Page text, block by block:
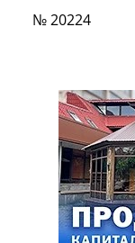
№ 20224